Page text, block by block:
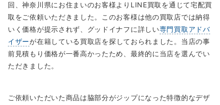
回、神奈川県にお住まいのお客様よりLINE買取を通じて宅配買
取をご依頼いただきました。このお客様は他の買取店では納得
いく価格が提示されず、グッドイナフに詳しい専門買取アドバ
イザーが在籍している買取店を探しておられました。当店の事
前見積もり価格が一番高かったため、最終的に当店を選んでい
ただきました。
ご依頼いただいた商品は脇部分がジップになった特徴的なデザ